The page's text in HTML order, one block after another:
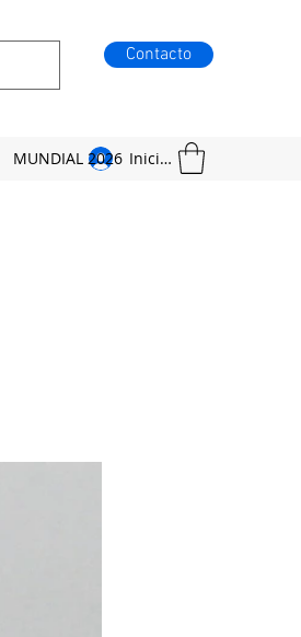
Contacto
Iniciar sesión
MUNDIAL 2026